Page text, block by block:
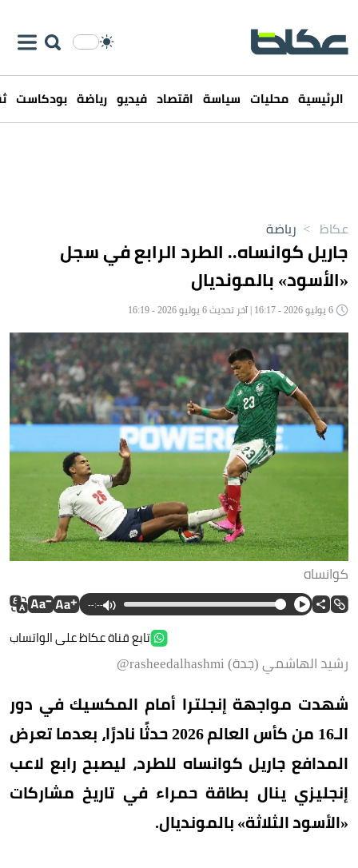
الرئيسية محليات سياسة اقتصاد فيديو رياضة بودكاست
عكاظ > رياضة
جاريل كوانساه.. الطرد الرابع في سجل
«الأسود» بالمونديال
كوانساه
--:--
تابع قناة عكاظ على الواتساب
رشيد الهاشمي (جدة) rasheedalhashmi@
شهدت مواجهة إنجلترا أمام المكسيك في دور
الـ16 من كأس العالم 2026 حدثًا نادرًا، بعدما تعرض
المدافع جاريل كوانساه للطرد، ليصبح رابع لاعب
إنجليزي ينال بطاقة حمراء في تاريخ مشاركات
«الأسود الثلاثة» بالمونديال.